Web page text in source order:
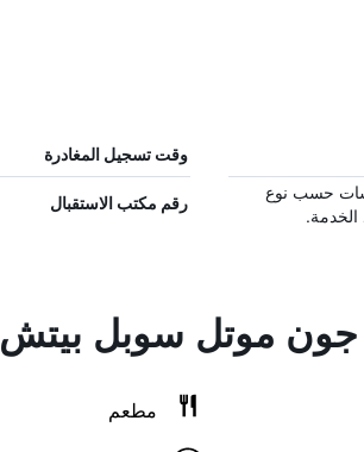
وقت تسجيل المغادرة
حسب نوع
الخدمة.
رقم مكتب الاستقبال
جون موتل سوبل بيتش
مطعم